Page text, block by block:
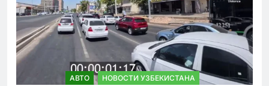
АВТО НОВОСТИ УЗБЕКИСТАНА